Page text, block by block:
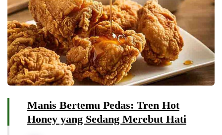
Manis Bertemu Pedas: Tren Hot
Honey yang Sedang Merebut Hati